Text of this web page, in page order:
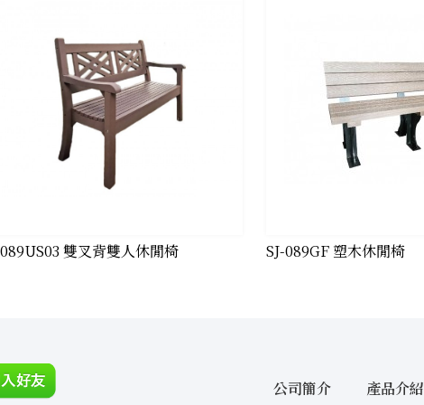
雙叉背雙人休閒椅 SJ-089GF 塑木休閒椅
公司簡介 產品介紹